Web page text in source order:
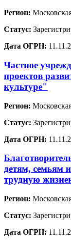
Регион:
Статус:
Дата ОГРН:
Частное
проектов
культуре"
Регион:
Статус:
Дата ОГРН:
детям, семьям
трудную
Регион:
Статус:
Дата ОГРН: